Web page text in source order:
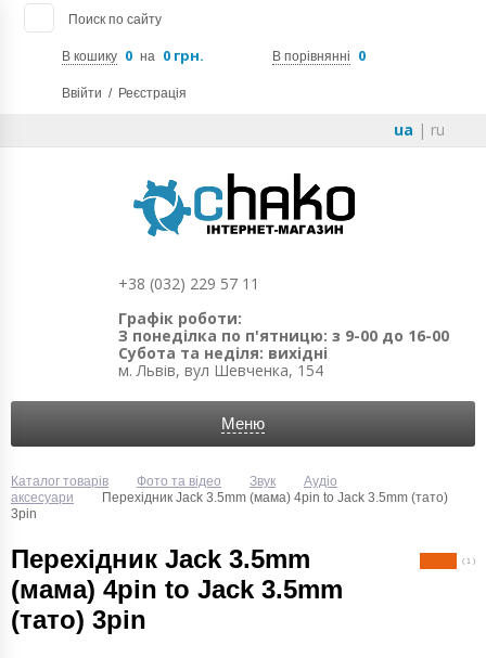
Поиск по сайту
В кошику 0 на 0 грн. В порівнянні 0
Ввійти / Реєстрація
ua | ru
+38 (032) 229 57 11
Графік роботи:
З понеділка по п'ятницю: з 9-00 до 16-00
Субота та неділя: вихідні
м. Львів, вул Шевченка, 154
Меню
Каталог товарів Фото та відео Звук
Аудіо
аксесуари
Перехідник Jack 3.5mm (мама) 4pin to Jack 3.5mm (тато)
3pin
Перехідник Jack 3.5mm
(мама) 4pin to Jack 3.5mm
(тато) 3pin
( 1 )